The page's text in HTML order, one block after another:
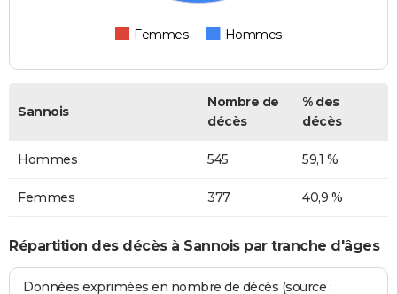
Femmes Hommes
Sannois
Nombre de
décès
% des
décès
Hommes 545 59,1 %
Femmes 377 40,9 %
Répartition des décès à Sannois par tranche d'âges
Données exprimées en nombre de décès (source :